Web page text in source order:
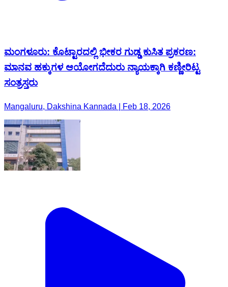
ಮಂಗಳೂರು: ಕೊಟ್ಟಾರದಲ್ಲಿ ಭೀಕರ ಗುಡ್ಡ ಕುಸಿತ ಪ್ರಕರಣ:
ಮಾನವ ಹಕ್ಕುಗಳ ಆಯೋಗದೆದುರು ನ್ಯಾಯಕ್ಕಾಗಿ ಕಣ್ಣೀರಿಟ್ಟ
ಸಂತ್ರಸ್ತರು
Mangaluru, Dakshina Kannada | Feb 18, 2026